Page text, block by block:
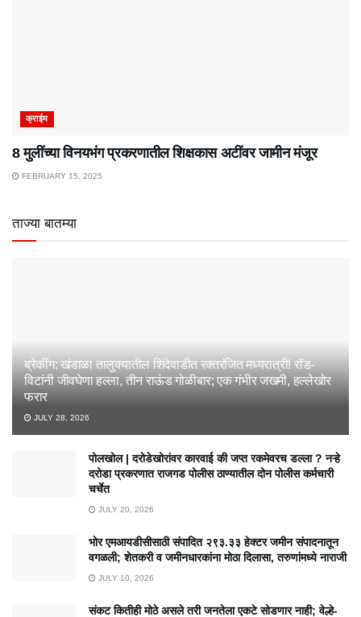
क्राईम
8 मुलींच्या विनयभंग प्रकरणातील शिक्षकास अटींवर जामीन मंजूर
FEBRUARY 15, 2025
ताज्या बातम्या
ब्रेकींग: खंडाळा तालुक्यातील शिंदेवाडीत रक्तरंजित मध्यरात्री! रॉड-
विटांनी जीवघेणा हल्ला, तीन राऊंड गोळीबार; एक गंभीर जखमी, हल्लेखोर
फरार
JULY 28, 2026
पोलखोल | दरोडेखोरांवर कारवाई की जप्त रकमेवरच डल्ला ? नऱ्हे
दरोडा प्रकरणात राजगड पोलीस ठाण्यातील दोन पोलीस कर्मचारी
चर्चेत
JULY 20, 2026
भोर एमआयडीसीसाठी संपादित २९३.३३ हेक्टर जमीन संपादनातून
वगळली; शेतकरी व जमीनधारकांना मोठा दिलासा, तरुणांमध्ये नाराजी
JULY 10, 2026
संकट कितीही मोठे असले तरी जनतेला एकटे सोडणार नाही; वेल्हे-